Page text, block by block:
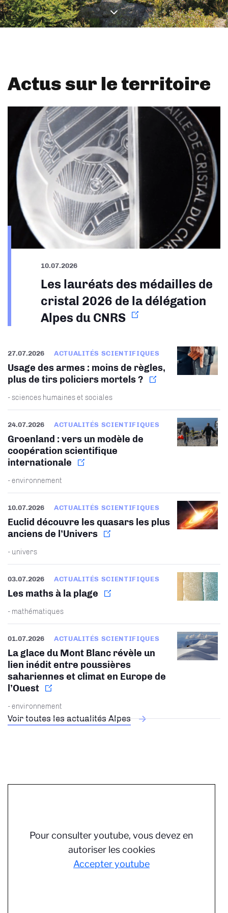
Actus sur le territoire
Voir toutes les actualités Alpes
10.07.2026
Les lauréats des médailles de
cristal 2026 de la délégation
Alpes du CNRS
27.07.2026 ACTUALITÉS SCIENTIFIQUES
Usage des armes : moins de règles,
plus de tirs policiers mortels ?
- sciences humaines et sociales
24.07.2026 ACTUALITÉS SCIENTIFIQUES
Groenland : vers un modèle de
coopération scientifique
internationale
- environnement
10.07.2026 ACTUALITÉS SCIENTIFIQUES
Euclid découvre les quasars les plus
anciens de l’Univers
- univers
03.07.2026 ACTUALITÉS SCIENTIFIQUES
Les maths à la plage
- mathématiques
01.07.2026 ACTUALITÉS SCIENTIFIQUES
La glace du Mont Blanc révèle un
lien inédit entre poussières
sahariennes et climat en Europe de
l’Ouest
- environnement
Pour consulter youtube, vous devez en
autoriser les cookies
Accepter youtube